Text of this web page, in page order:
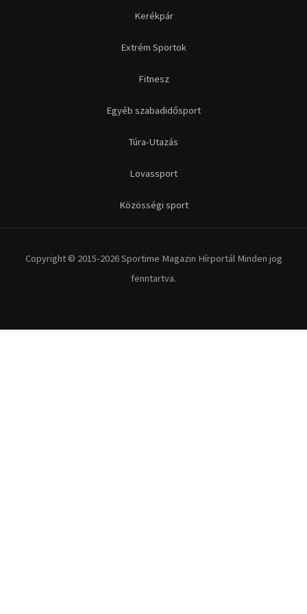
Kerékpár
Extrém Sportok
Fitnesz
Egyéb szabadidősport
Túra-Utazás
Lovassport
Közösségi sport
Copyright © 2015-2026 Sportime Magazin Hírportál Minden jog
fenntartva.